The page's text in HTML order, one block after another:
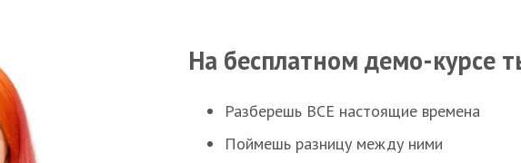
На бесплатном демо-курсе
Разберешь ВСЕ настоящие времена
Поймешь разницу между ними